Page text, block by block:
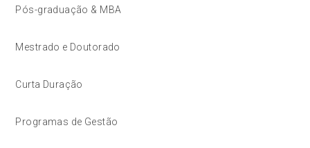
Pós-graduação & MBA
Mestrado e Doutorado
Curta Duração
Programas de Gestão